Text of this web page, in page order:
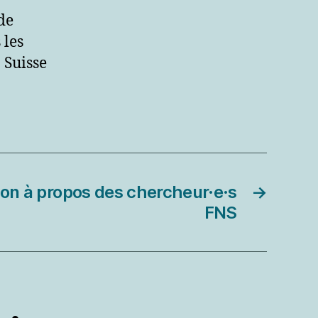
les
→
à propos des chercheur·e·s
FNS